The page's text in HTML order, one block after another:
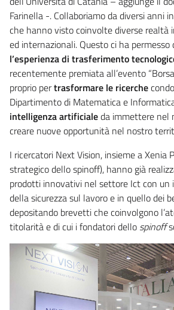
Farinella -. Collaboriamo da diversi anni
che hanno visto coinvolte diverse realtà
ed internazionali. Questo ci ha permesso
l’esperienza di trasferimento
recentemente premiata all’evento
proprio pertrasformare le ricerche
Dipartimento di Matematica e
intelligenza artificialeda immettere nel
creare nuove opportunità nel nostro
I ricercatori Next Vision, insieme a Xenia
strategico dello spinoff), hanno già
prodotti innovativi nel settore Ict con
della sicurezza sul lavoro e in quello dei
depositando brevetti che coinvolgono
titolarità e di cui i fondatori dello spinoff